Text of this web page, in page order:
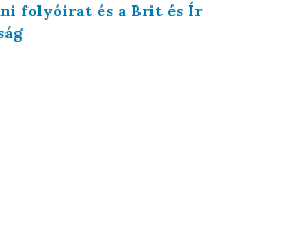
folyóirat és a Brit és Ír